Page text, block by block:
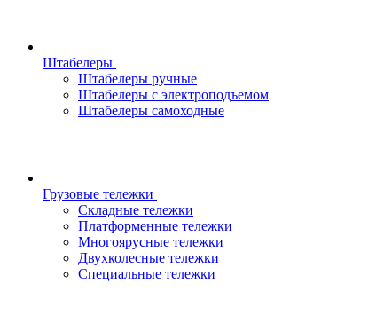
Штабелеры
Штабелеры ручные
Штабелеры с электроподъемом
Штабелеры самоходные
Грузовые тележки
Складные тележки
Платформенные тележки
Многоярусные тележки
Двухколесные тележки
Специальные тележки